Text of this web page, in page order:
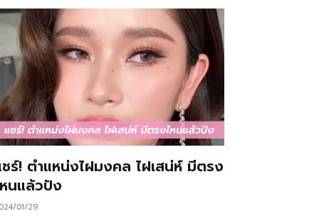
ร์! ตำแหน่งไฝมงคล ไฝเสน่ห์ มีตรง
นแล้วปัง
01/29